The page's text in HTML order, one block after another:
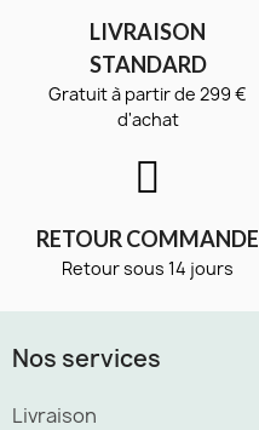
LIVRAISON
STANDARD
Gratuit à partir de 299 €
d'achat
RETOUR COMMANDE
Retour sous 14 jours
Nos services
Livraison